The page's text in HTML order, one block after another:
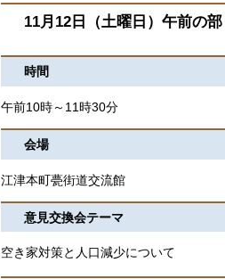
11月12日（土曜日）午前の部
時間
午前10時～11時30分
会場
江津本町甍街道交流館
意見交換会テーマ
空き家対策と人口減少について